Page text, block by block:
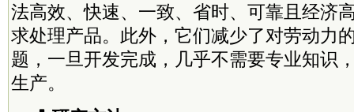
法高效、快速、一致、省时、可靠且经济
求处理产品。此外，它们减少了对劳动力
题，一旦开发完成，几乎不需要专业知识
生产。